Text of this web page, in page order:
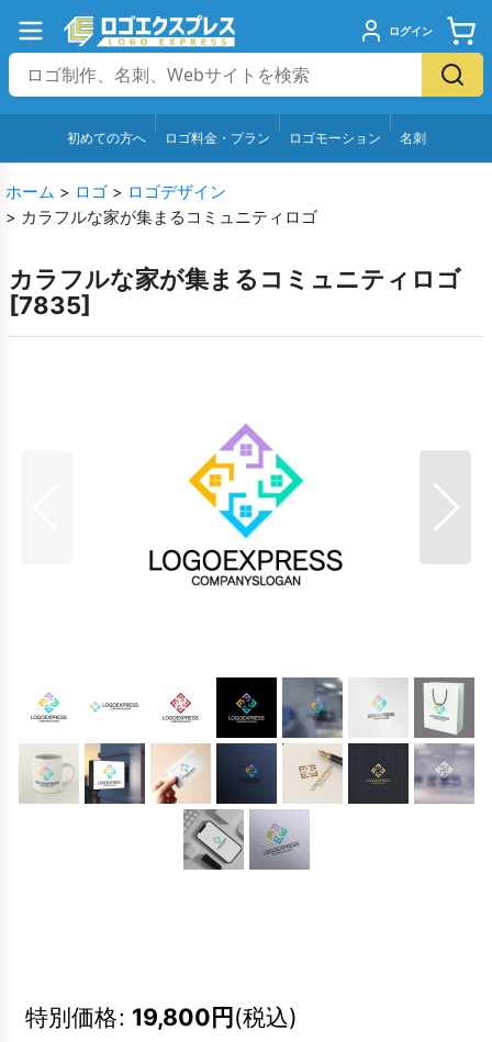
ログイン
初めての方へ ロゴ料金・プラン ロゴモーション 名刺
ホーム > ロゴ > ロゴデザイン
> カラフルな家が集まるコミュニティロゴ
カラフルな家が集まるコミュニティロゴ
[7835]
特別価格: 19,800円(税込)